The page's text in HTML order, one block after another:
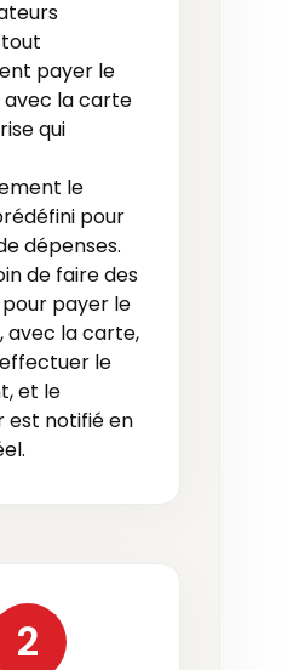
payer le
avec la carte
qui
le
pour
dépenses.
de faire des
payer le
avec la carte,
le
et le
est notifié en
2